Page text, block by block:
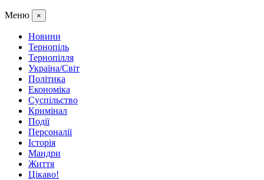
Меню ×
Новини
Тернопіль
Тернопілля
Україна/Світ
Політика
Економіка
Суспільство
Кримінал
Події
Персоналії
Історія
Мандри
Життя
Цікаво!